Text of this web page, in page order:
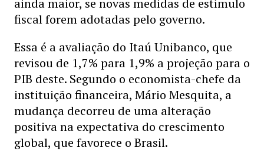
ainda maior, se novas medidas de estímulo
fiscal forem adotadas pelo governo.
Essa é a avaliação do Itaú Unibanco, que
revisou de 1,7% para 1,9% a projeção para o
PIB deste. Segundo o economista-chefe da
instituição financeira, Mário Mesquita, a
mudança decorreu de uma alteração
positiva na expectativa do crescimento
global, que favorece o Brasil.